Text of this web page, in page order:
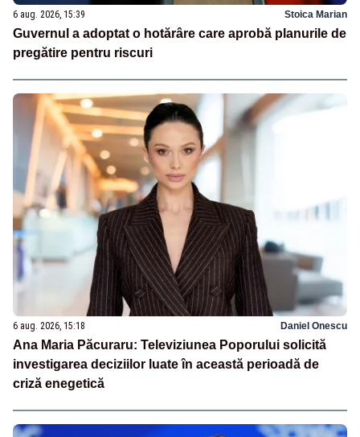
6 aug. 2026, 15:39 Stoica Marian
Guvernul a adoptat o hotărâre care aprobă planurile de
pregătire pentru riscuri
6 aug. 2026, 15:18 Daniel Onescu
Ana Maria Păcuraru: Televiziunea Poporului solicită
investigarea deciziilor luate în această perioadă de
criză enegetică